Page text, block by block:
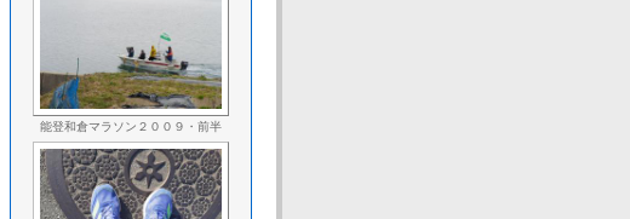
能登和倉マラソン２００９・前半